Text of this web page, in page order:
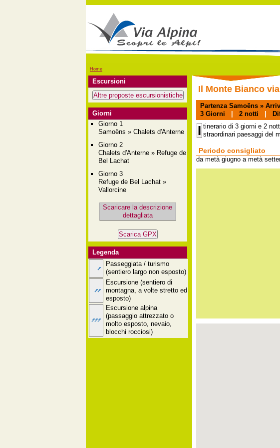
Home
Escursioni
Giorni
Giorno 1
Samoëns » Chalets d'Anterne
Giorno 2
Chalets d'Anterne » Refuge de
Bel Lachat
Giorno 3
Refuge de Bel Lachat »
Vallorcine
Scaricare la descrizione
dettagliata
Legenda
Passeggiata / turismo
(sentiero largo non esposto)
Escursione (sentiero di
montagna, a volte stretto ed
esposto)
Escursione alpina
(passaggio attrezzato o
molto esposto, nevaio,
blocchi rocciosi)
Il Monte Bianco
PartenzaSamoëns »
3 Giorni 2 notti
I tinerario di 3 giorni e 2
straordinari paesaggi del
Periodo consigliato
da metà giugno a metà